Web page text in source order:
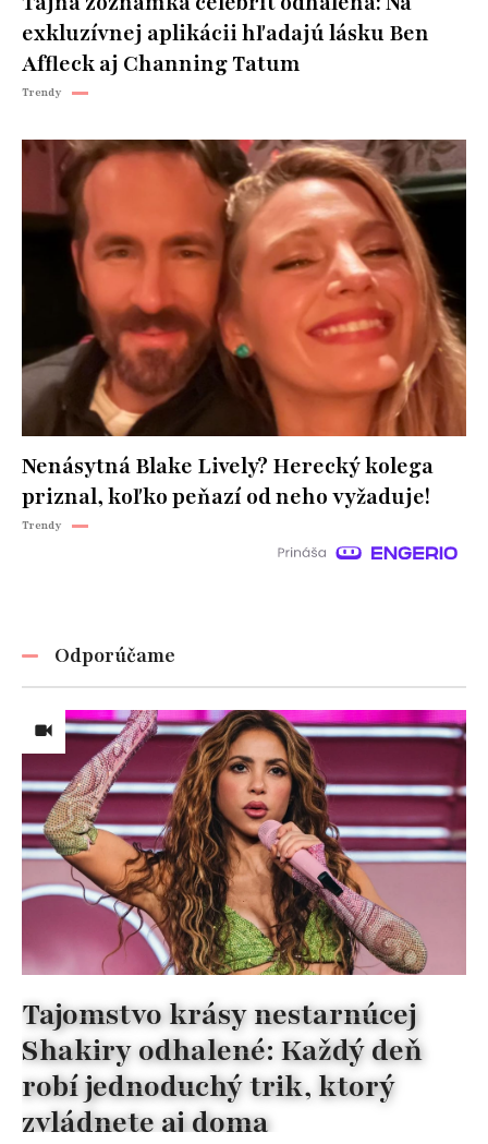
exkluzívnej aplikácii hľadajú lásku Ben
Affleck aj Channing Tatum
Trendy
Nenásytná Blake Lively? Herecký kolega
priznal, koľko peňazí od neho vyžaduje!
Trendy
Odporúčame
Tajomstvo krásy nestarnúcej
Shakiry odhalené: Každý deň
robí jednoduchý trik, ktorý
zvládnete aj doma